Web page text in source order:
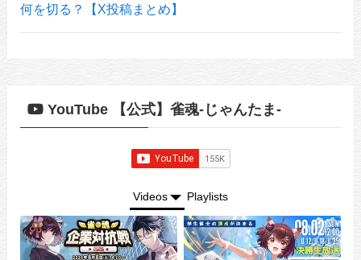
何を切る？【X投稿まとめ】
YouTube 【公式】雀魂-じゃんたま-
Videos Playlists